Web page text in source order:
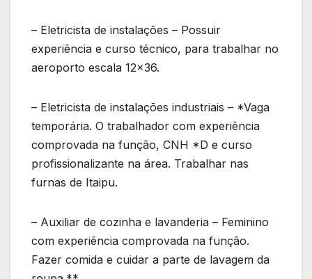
– Eletricista de instalações – Possuir
experiência e curso técnico, para trabalhar no
aeroporto escala 12×36.
– Eletricista de instalações industriais – *Vaga
temporária. O trabalhador com experiência
comprovada na função, CNH *D e curso
profissionalizante na área. Trabalhar nas
furnas de Itaipu.
– Auxiliar de cozinha e lavanderia – Feminino
com experiência comprovada na função.
Fazer comida e cuidar a parte de lavagem da